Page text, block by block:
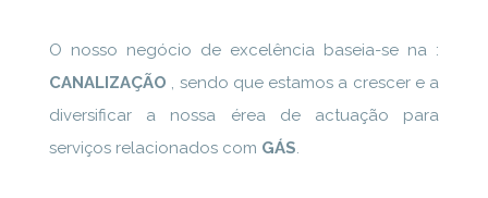
O nosso negócio de excelência baseia-se na :
CANALIZAÇÃO , sendo que estamos a crescer e a
diversificar a nossa érea de actuação para
serviços relacionados com GÁS